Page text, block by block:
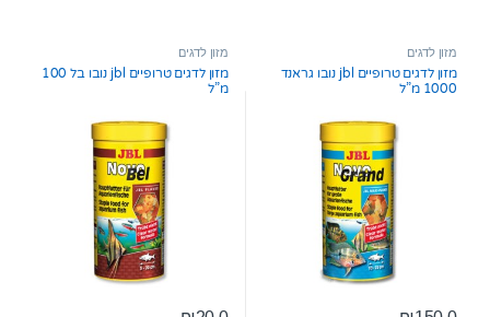
מזון לדגים
מזון לדגים טרופיים jbl נובו גראנד
1000 מ”ל
מזון לדגים
מזון לדגים טרופיים jbl נובו בל 100
מ”ל